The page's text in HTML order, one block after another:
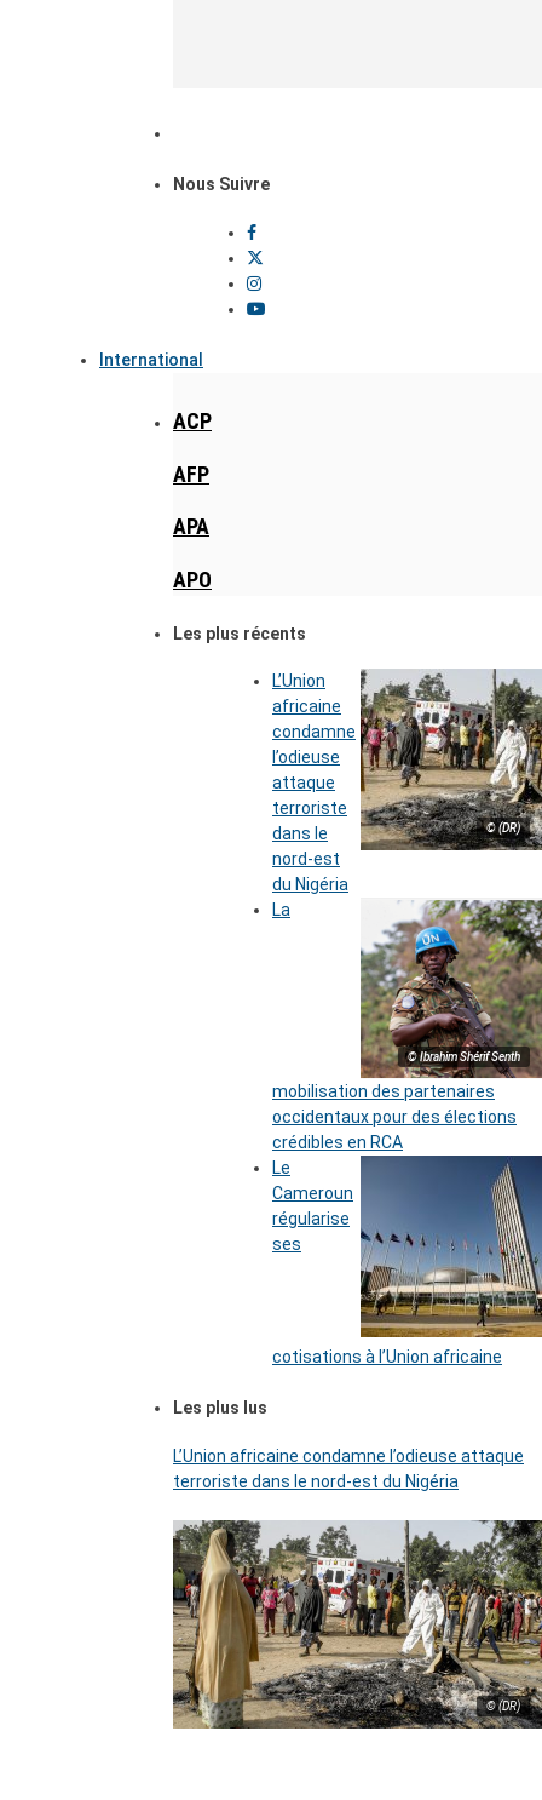
Nous Suivre
International
ACP
AFP
APA
APO
Les plus récents
© (DR)
L’Union
africaine
condamne
l’odieuse
attaque
terroriste
dans le
nord-est
du Nigéria
© Ibrahim Shérif Senth
La
mobilisation des partenaires
occidentaux pour des élections
crédibles en RCA
Le
Cameroun
régularise
ses
cotisations à l’Union africaine
Les plus lus
L’Union africaine condamne l’odieuse attaque
terroriste dans le nord-est du Nigéria
© (DR)